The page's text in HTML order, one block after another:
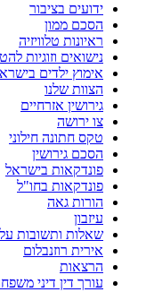
ידועים בציבור
הסכם ממון
ראיונות טלוויזיה
נישואים וזוגיות
אימוץ ילדים
הצוות שלנו
גירושין אזרחיים
צו ירושה
טקס חתונה חילוני
הסכם גירושין
פונדקאות בישראל
פונדקאות בחו"ל
הורות גאה
עיזבון
שאלות ותשובות
אירית רוזנבלום
הרצאות
עורך דין דיני